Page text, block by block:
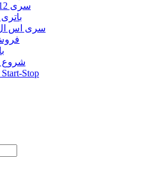
سری 12 ولت
سری اس
سری Start-Stop